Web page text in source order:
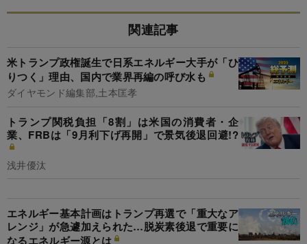
関連記事
米トランプ政権誕生で日系エネルギー大手が「ひ
りつく」理由、国内で業界再編の呼び水も
ダイヤモンド編集部,土本匡孝
トランプ関税負担「8割」は米国の消費者・企
業、FRBは「9月利下げ再開」で景気後退回避!?
浅井優汰
エネルギー基本計画はトランプ再選で「重大なア
レンジ」が急遽加えられた…脱炭素後退で重要に
なるエネルギー源とは